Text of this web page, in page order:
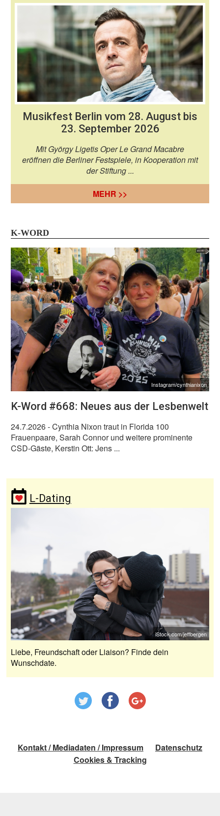
Musikfest Berlin vom 28. August bis
23. September 2026
Mit György Ligetis Oper Le Grand Macabre
eröffnen die Berliner Festspiele, in Kooperation mit
der Stiftung ...
MEHR >>
K-WORD
Instagram/cynthianixon
K-Word #668: Neues aus der Lesbenwelt
24.7.2026- Cynthia Nixon traut in Florida 100
Frauenpaare, Sarah Connor und weitere prominente
CSD-Gäste, Kerstin Ott: Jens ...
L-Dating
iStock.com/jeffbergen
Liebe, Freundschaft oder Liaison? Finde dein
Wunschdate.
Kontakt / Mediadaten / Impressum
Datenschutz
Cookies & Tracking